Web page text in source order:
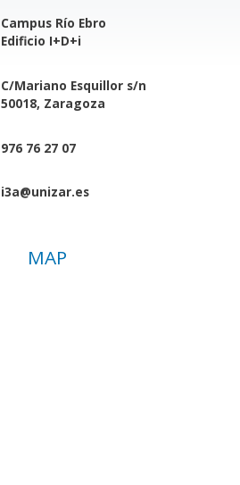
Campus Río Ebro
Edificio I+D+i
C/Mariano Esquillor s/n
50018, Zaragoza
976 76 27 07
i3a@unizar.es
MAP